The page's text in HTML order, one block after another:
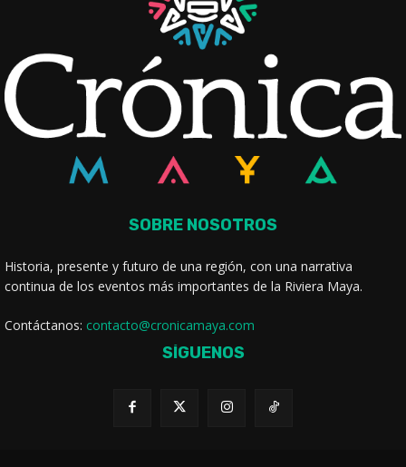
SOBRE NOSOTROS
Historia, presente y futuro de una región, con una narrativa
continua de los eventos más importantes de la Riviera Maya.
Contáctanos: contacto@cronicamaya.com
SÍGUENOS